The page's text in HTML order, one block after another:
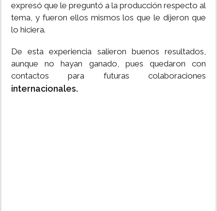
expresó que le preguntó a la producción respecto al
tema, y fueron ellos mismos los que le dijeron que
lo hiciera.
De esta experiencia salieron buenos resultados,
aunque no hayan ganado, pues quedaron con
contactos para futuras colaboraciones
internacionales.